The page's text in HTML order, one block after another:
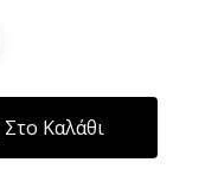
Καλάθι